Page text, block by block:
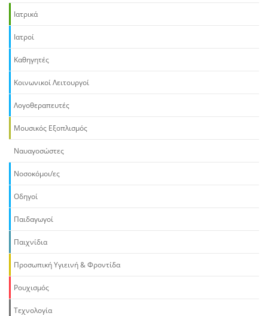
Ιατρικά
Ιατροί
Καθηγητές
Κοινωνικοί Λειτουργοί
Λογοθεραπευτές
Μουσικός Εξοπλισμός
Ναυαγοσώστες
Νοσοκόμοι/ες
Οδηγοί
Παιδαγωγοί
Παιχνίδια
Προσωπική Υγιεινή & Φροντίδα
Ρουχισμός
Τεχνολογία